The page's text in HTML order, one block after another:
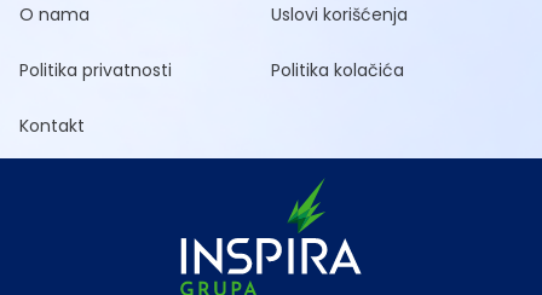
O nama Uslovi korišćenja
Politika privatnosti Politika kolačića
Kontakt